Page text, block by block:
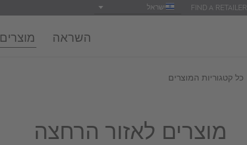
FIND A RETAILER ישראל
השראה מוצרים
כל קטגוריות המוצרים
מוצרים לאזור הרחצה